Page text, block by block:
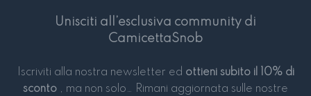
Unisciti all’esclusiva community di
CamicettaSnob
Iscriviti alla nostra newsletter ed ottieni subito il 10% di
sconto , ma non solo… Rimani aggiornata sulle nostre